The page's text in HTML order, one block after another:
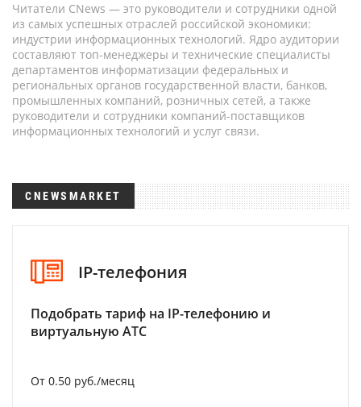
Читатели CNews — это руководители и сотрудники одной
из самых успешных отраслей российской экономики:
индустрии информационных технологий. Ядро аудитории
составляют топ-менеджеры и технические специалисты
департаментов информатизации федеральных и
региональных органов государственной власти, банков,
промышленных компаний, розничных сетей, а также
руководители и сотрудники компаний-поставщиков
информационных технологий и услуг связи.
CNEWSMARKET
IP-телефония
Подобрать тариф на IP-телефонию и
виртуальную АТС
От 0.50 руб./месяц